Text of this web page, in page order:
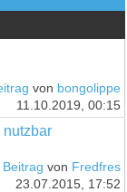
von bongolippe
11.10.2019, 00:15
nutzbar
von Fredfres
23.07.2015, 17:52